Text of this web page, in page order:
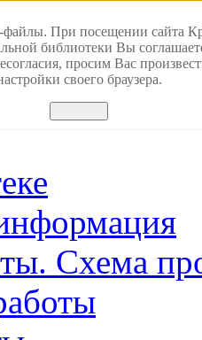
При посещении сайта
библиотеки Вы
просим Вас
своего браузера.
Схема